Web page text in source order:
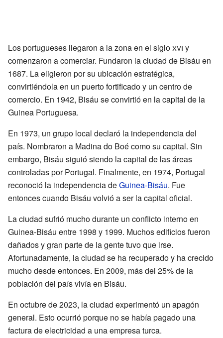
Los portugueses llegaron a la zona en el sigloxvi y
comenzaron a comerciar. Fundaron la ciudad de Bisáu en
1687. La eligieron por su ubicación estratégica,
convirtiéndola en un puerto fortificado y un centro de
comercio. En 1942, Bisáu se convirtió en la capital de la
Guinea Portuguesa.
En 1973, un grupo local declaró la independencia del
país. Nombraron a Madina do Boé como su capital. Sin
embargo, Bisáu siguió siendo la capital de las áreas
controladas por Portugal. Finalmente, en 1974, Portugal
reconoció la independencia deGuinea-Bisáu. Fue
entonces cuando Bisáu volvió a ser la capital oficial.
La ciudad sufrió mucho durante un conflicto interno en
Guinea-Bisáu entre 1998 y 1999. Muchos edificios fueron
dañados y gran parte de la gente tuvo que irse.
Afortunadamente, la ciudad se ha recuperado y ha crecido
mucho desde entonces. En 2009, más del 25% de la
población del país vivía en Bisáu.
En octubre de 2023, la ciudad experimentó un apagón
general. Esto ocurrió porque no se había pagado una
factura de electricidad a una empresa turca.